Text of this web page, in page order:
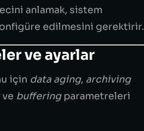
anlamak, sistem
edilmesini gerektirir.
ve ayarlar
için data aging, archiving
ve bufferingparametreleri